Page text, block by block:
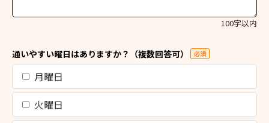
100字以内
通いやすい曜日はありますか？（複数回答可） 必須
月曜日
火曜日